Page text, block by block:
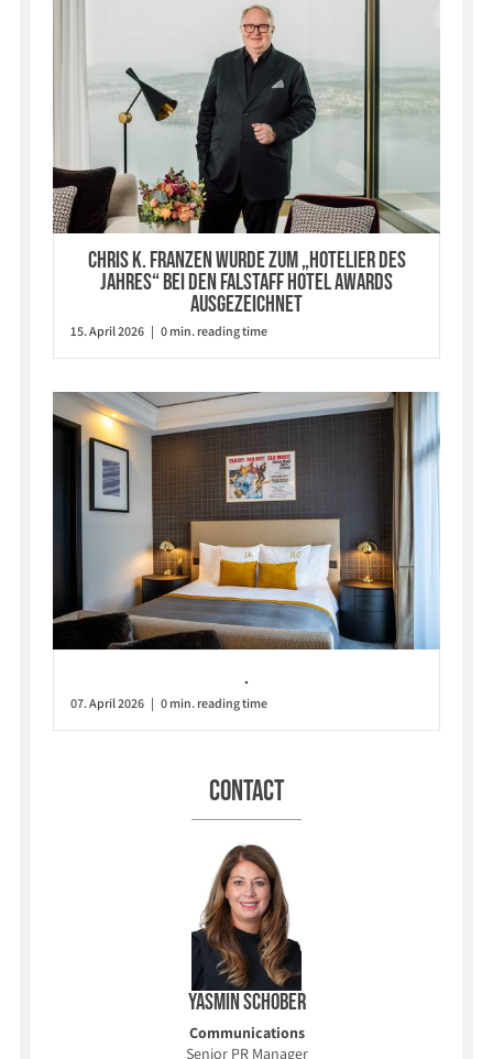
Chris K. Franzen wurde zum „Hotelier des
Jahres“ bei den Falstaff Hotel Awards
ausgezeichnet
15. April 2026 | 0 min. reading time
.
07. April 2026 | 0 min. reading time
Contact
Yasmin Schober
Communications
Senior PR Manager